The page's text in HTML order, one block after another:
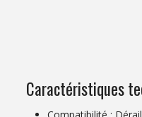
Caractéristiques